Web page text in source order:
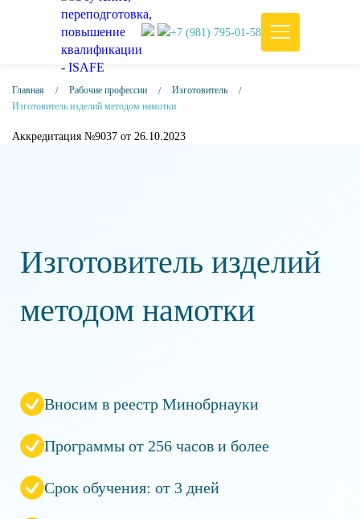
+7 (981) 795-01-58
Главная Рабочие профессии
Изготовитель
Изготовитель изделий методом намотки
Аккредитация №9037 от 26.10.2023
Изготовитель изделий
методом намотки
Вносим в реестр Минобрнауки
Программы от 256 часов и более
Срок обучения: от 3 дней